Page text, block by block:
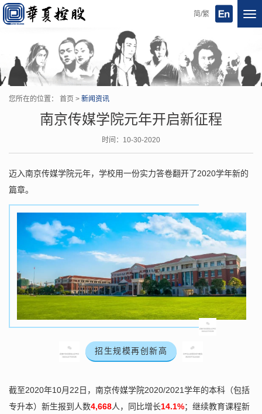
简/繁
您所在的位置： 首页 > 新闻资讯
南京传媒学院元年开启新征程
时间：10-30-2020
迈入南京传媒学院元年，学校用一份实力答卷翻开了2020学年新的
篇章。
招生规模再创新高
截至2020年10月22日，南京传媒学院2020/2021学年的本科（包括
专升本）新生报到人数4,668人，同比增长14.1%；继续教育课程新